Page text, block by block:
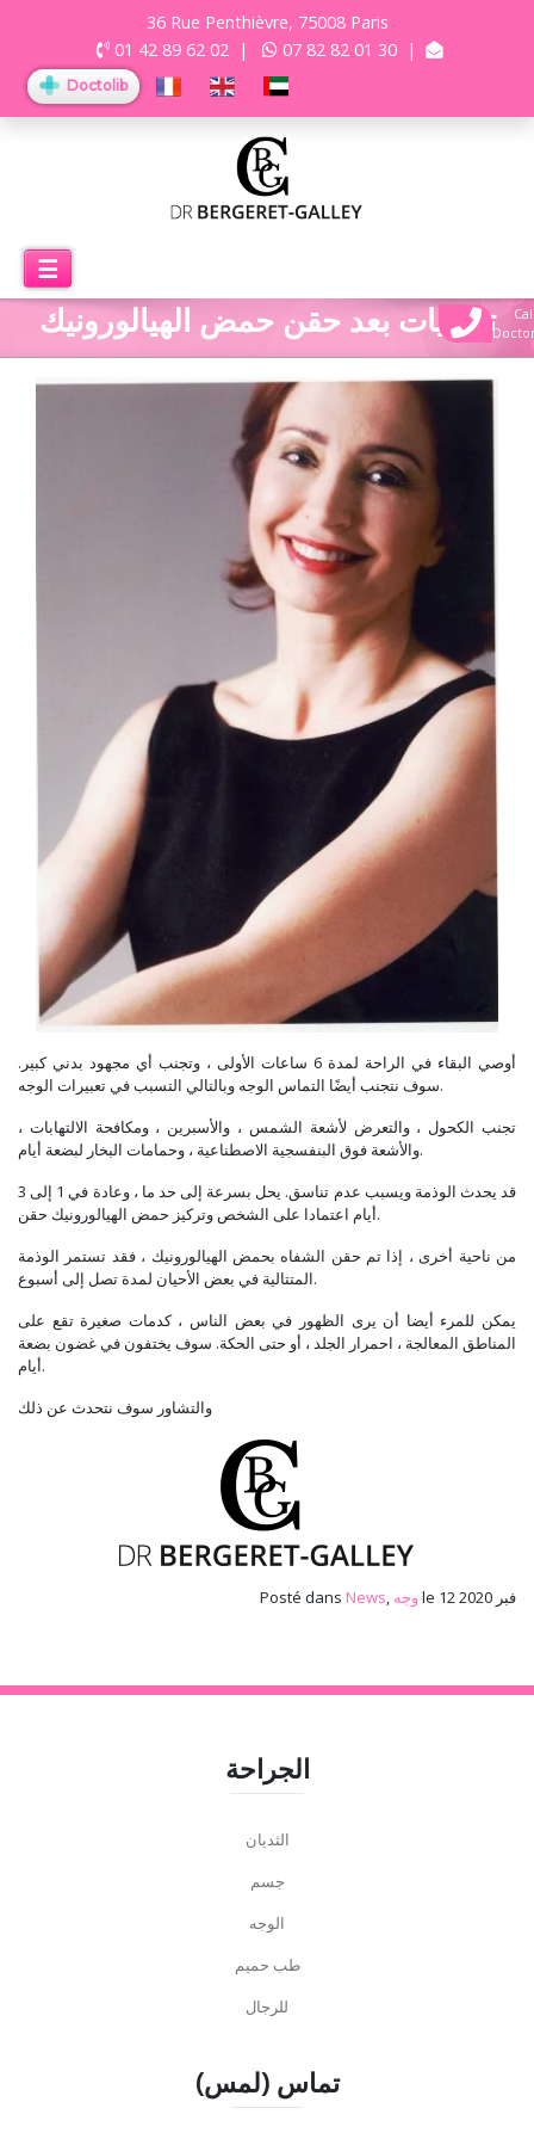
36 Rue Penthièvre, 75008 Paris
01 42 89 62 02 | 07 82 82 01 30 |
Doctolib
☰
توصيات بعد حقن حمض الهيالورونيك
أوصي البقاء في الراحة لمدة 6 ساعات الأولى ، وتجنب أي مجهود بدني كبير.
سوف نتجنب أيضًا التماس الوجه وبالتالي التسبب في تعبيرات الوجه.
تجنب الكحول ، والتعرض لأشعة الشمس ، والأسبرين ، ومكافحة الالتهابات ،
والأشعة فوق البنفسجية الاصطناعية ، وحمامات البخار لبضعة أيام.
قد يحدث الوذمة ويسبب عدم تناسق. يحل بسرعة إلى حد ما ، وعادة في 1 إلى 3
أيام اعتمادا على الشخص وتركيز حمض الهيالورونيك حقن.
من ناحية أخرى ، إذا تم حقن الشفاه بحمض الهيالورونيك ، فقد تستمر الوذمة
المتتالية في بعض الأحيان لمدة تصل إلى أسبوع.
يمكن للمرء أيضا أن يرى الظهور في بعض الناس ، كدمات صغيرة تقع على
المناطق المعالجة ، احمرار الجلد ، أو حتى الحكة. سوف يختفون في غضون بضعة
أيام.
والتشاور سوف نتحدث عن ذلك
Posté dans News, وجه le 12 فبر 2020
الجراحة
الثديان
جسم
الوجه
طب حميم
للرجال
تماس (لمس)